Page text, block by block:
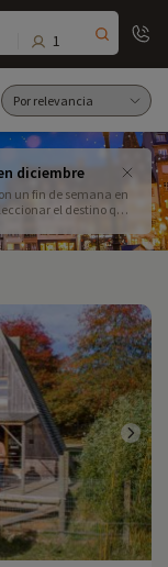
1
diciembre
un fin de semana en
el destino que